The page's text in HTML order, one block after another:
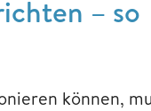
– so
können,